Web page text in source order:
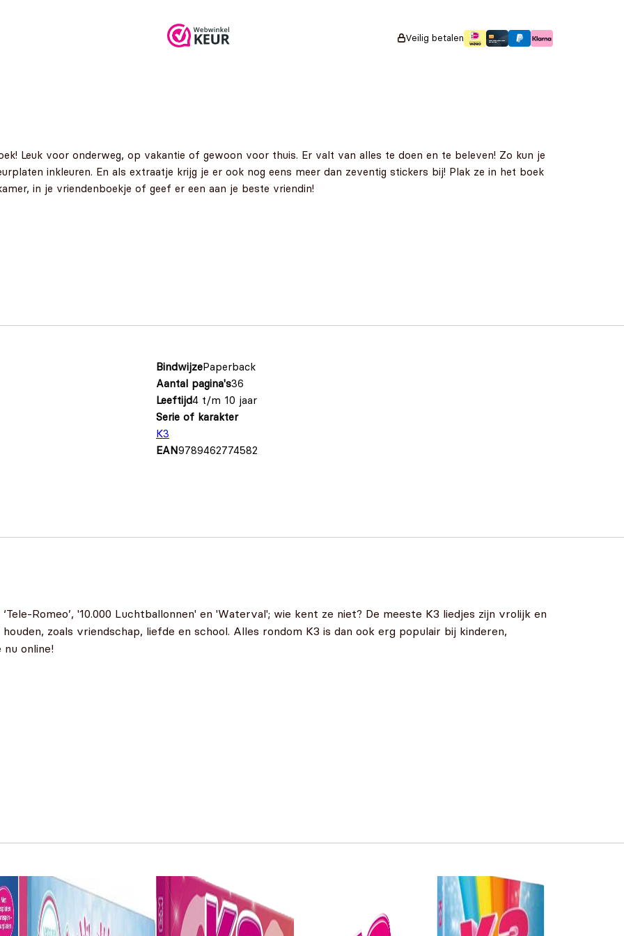
Veilig betalen
Leuk voor onderweg, op vakantie of gewoon voor thuis. Er valt van alles te doen en te beleven! Zo kun je
inkleuren. En als extraatje krijg je er ook nog eens meer dan zeventig stickers bij! Plak ze in het boek
in je vriendenboekje of geef er een aan je beste vriendin!
BindwijzePaperback
Aantal pagina's36
Leeftijd4 t/m 10 jaar
Serie of karakter
K3
EAN9789462774582
Romeo’, '10.000 Luchtballonnen' en 'Waterval'; wie kent ze niet? De meeste K3 liedjes zijn vrolijk en
zoals vriendschap, liefde en school. Alles rondom K3 is dan ook erg populair bij kinderen,
online!